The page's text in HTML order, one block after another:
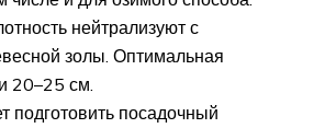
нейтрализуют с
золы. Оптимальная
20–25 см.
подготовить посадочный